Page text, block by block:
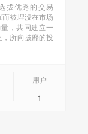
拔优秀的交易
被埋没在市场
，共同建立一
所向披靡的投
用户
1